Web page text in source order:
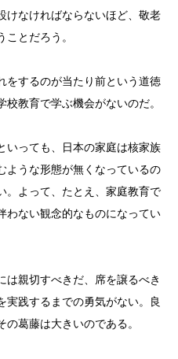
けなければならないほど、敬老
とだろう。
するのが当たり前という道徳
教育で学ぶ機会がないのだ。
っても、日本の家庭は核家族
ような形態が無くなっているの
。よって、たとえ、家庭教育で
わない観念的なものになってい
親切すべきだ、席を譲るべき
実践するまでの勇気がない。良
葛藤は大きいのである。